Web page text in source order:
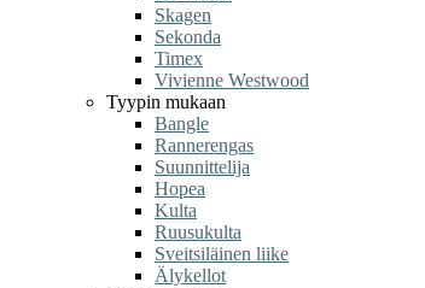
Skagen
Sekonda
Timex
Vivienne Westwood
Tyypin mukaan
Bangle
Rannerengas
Suunnittelija
Hopea
Kulta
Ruusukulta
Sveitsiläinen liike
Älykellot